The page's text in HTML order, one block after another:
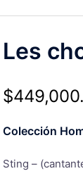
Les
$
Colección
Sting –